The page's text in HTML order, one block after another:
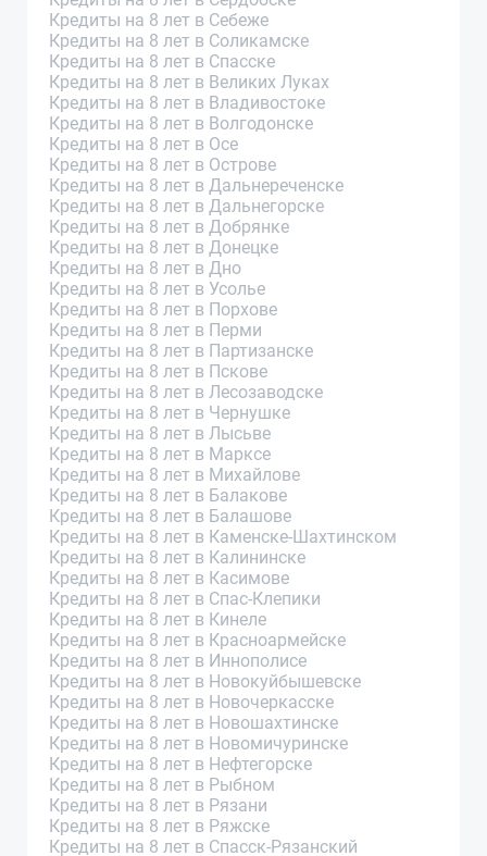
Кредиты на 8 лет в Себеже
Кредиты на 8 лет в Соликамске
Кредиты на 8 лет в Спасске
Кредиты на 8 лет в Великих Луках
Кредиты на 8 лет в Владивостоке
Кредиты на 8 лет в Волгодонске
Кредиты на 8 лет в Осе
Кредиты на 8 лет в Острове
Кредиты на 8 лет в Дальнереченске
Кредиты на 8 лет в Дальнегорске
Кредиты на 8 лет в Добрянке
Кредиты на 8 лет в Донецке
Кредиты на 8 лет в Дно
Кредиты на 8 лет в Усолье
Кредиты на 8 лет в Порхове
Кредиты на 8 лет в Перми
Кредиты на 8 лет в Партизанске
Кредиты на 8 лет в Пскове
Кредиты на 8 лет в Лесозаводске
Кредиты на 8 лет в Чернушке
Кредиты на 8 лет в Лысьве
Кредиты на 8 лет в Марксе
Кредиты на 8 лет в Михайлове
Кредиты на 8 лет в Балакове
Кредиты на 8 лет в Балашове
Кредиты на 8 лет в Каменске-Шахтинском
Кредиты на 8 лет в Калининске
Кредиты на 8 лет в Касимове
Кредиты на 8 лет в Спас-Клепики
Кредиты на 8 лет в Кинеле
Кредиты на 8 лет в Красноармейске
Кредиты на 8 лет в Иннополисе
Кредиты на 8 лет в Новокуйбышевске
Кредиты на 8 лет в Новочеркасске
Кредиты на 8 лет в Новошахтинске
Кредиты на 8 лет в Новомичуринске
Кредиты на 8 лет в Нефтегорске
Кредиты на 8 лет в Рыбном
Кредиты на 8 лет в Рязани
Кредиты на 8 лет в Ряжске
Кредиты на 8 лет в Спасск-Рязанский